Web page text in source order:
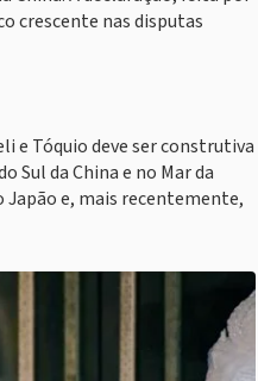
crescente nas disputas
e Tóquio deve ser construtiva
Sul da China e no Mar da
e, mais recentemente,